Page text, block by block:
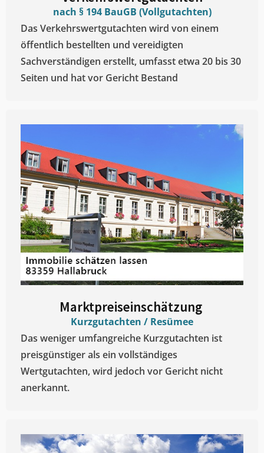
nach § 194 BauGB (Vollgutachten)
Das Verkehrswertgutachten wird von einem
öffentlich bestellten und vereidigten
Sachverständigen erstellt, umfasst etwa 20 bis 30
Seiten und hat vor Gericht Bestand
Marktpreiseinschätzung ​
Kurzgutachten / Resümee
Das weniger umfangreiche Kurzgutachten ist
preisgünstiger als ein vollständiges
Wertgutachten, wird jedoch vor Gericht nicht
anerkannt.